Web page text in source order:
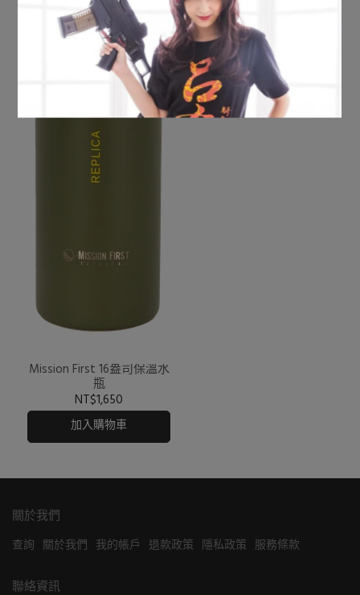
Mission First 16盎司保溫水
瓶
NT$1,650
加入購物車
關於我們
查詢 關於我們 我的帳戶 退款政策 隱私政策 服務條款
聯絡資訊